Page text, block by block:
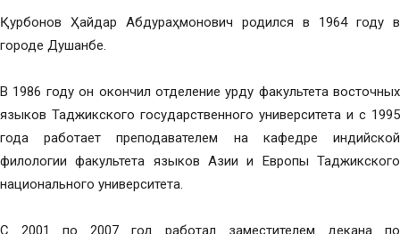
Қурбонов Ҳайдар Абдураҳмонович родился в 1964 году в
городе Душанбе.
В 1986 году он окончил отделение урду факультета восточных
языков Таджикского государственного университета и с 1995
года работает преподавателем на кафедре индийской
филологии факультета языков Азии и Европы Таджикского
национального университета.
С 2001 по 2007 год работал заместителем декана по